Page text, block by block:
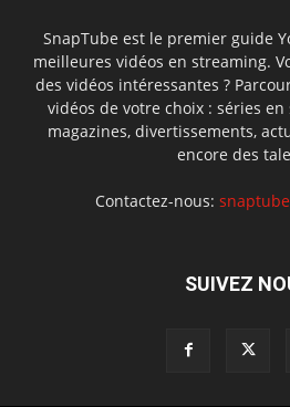
SnapTube est le premier guide
meilleures vidéos en streaming.
des vidéos intéressantes ?
vidéos de votre choix : séries
magazines, divertissements,
encore des
Contactez-nous:
SUIVEZ